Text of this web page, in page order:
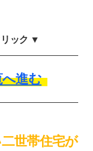
ック ▼
進む
世帯住宅が